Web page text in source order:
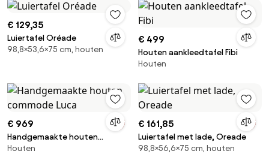
Verschoonwagen, Grijze
Verschoontafel met
Veiligheidsgordel,
Ruimtebesparend &amp;
Stabiel, Verschoonplank
€ 129,35
Luiertafel Oréade
98,8×53,6×75 cm, houten
€ 499
Houten aankleedtafel Fibi
Houten
€ 969
Handgemaakte houten
commode Luca
Houten
€ 161,85
Luiertafel met lade, Oreade
98,8×56,6×75 cm, houten